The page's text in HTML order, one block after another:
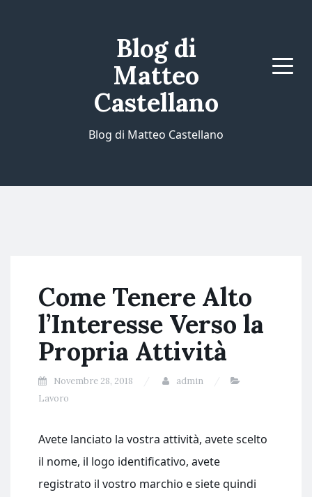
Blog di
Matteo
Castellano
Blog di Matteo Castellano
Menu
Come Tenere Alto
l’Interesse Verso la
Propria Attività
Novembre 28, 2018
admin
Lavoro
Avete lanciato la vostra attività, avete scelto
il nome, il logo identificativo, avete
registrato il vostro marchio e siete quindi